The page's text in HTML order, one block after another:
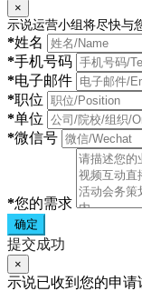
×
示说运营小组将尽快与
*姓名
*手机号码
*电子邮件
*职位
*单位
*微信号
*您的需求
确定
提交成功
×
示说已收到您的申